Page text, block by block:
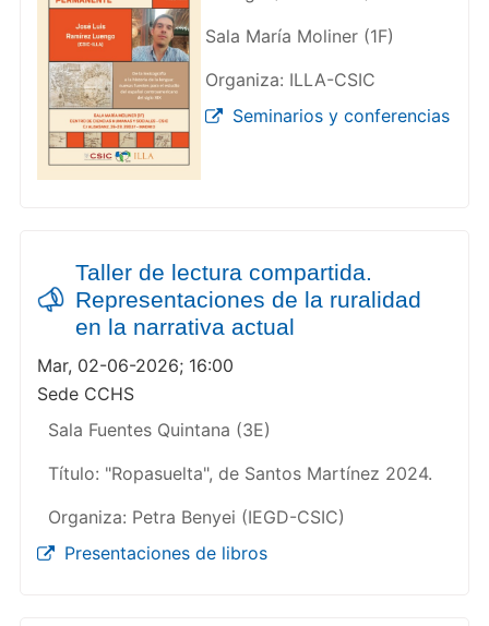
Sala María Moliner (1F)
Organiza: ILLA-CSIC
Seminarios y conferencias
Taller de lectura compartida.
Representaciones de la ruralidad
en la narrativa actual
Mar, 02-06-2026; 16:00
Sede CCHS
Sala Fuentes Quintana (3E)
Título: "Ropasuelta", de Santos Martínez 2024.
Organiza: Petra Benyei (IEGD-CSIC)
Presentaciones de libros